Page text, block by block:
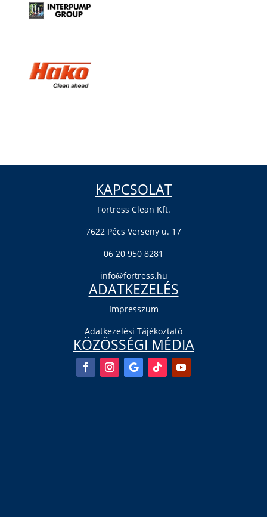
KAPCSOLAT
Fortress Clean Kft.
7622 Pécs Verseny u. 17
06 20 950 8281
info@fortress.hu
ADATKEZELÉS
Impresszum
Adatkezelési Tájékoztató
KÖZÖSSÉGI MÉDIA